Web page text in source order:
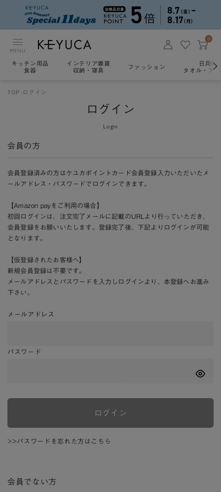
MENU
0
キッチン用品
食器
インテリア雑貨
収納・寝具
ファッション
日用雑
タオル・ア
TOP ログイン
ログイン
Login
会員の方
会員登録済みの方はケユカポイントカード会員登録入力いただいたメ
ールアドレス・パスワードでログインできます。
【Amazon payをご利用の場合】
初回ログインは、注文完了メールに記載のURLより行っていただき、
会員登録をお願いいたします。登録完了後、下記よりログインが可能
となります。
【仮登録されたお客様へ】
新規会員登録は不要です。
メールアドレスとパスワードを入力しログインより、本登録へお進み
下さい。
メールアドレス
パスワード
ログイン
>>パスワードを忘れた方はこちら
会員でない方